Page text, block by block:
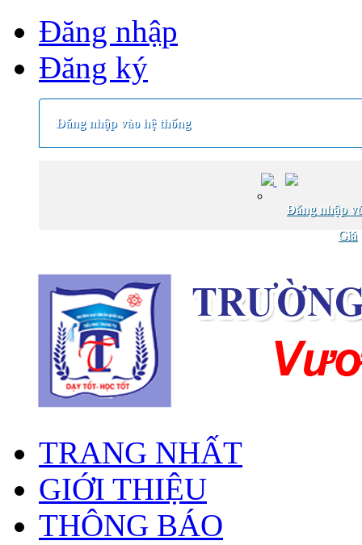
Đăng nhập
Đăng ký
Đăng nhập vào hệ thống
Đăng nhập
Giá
TRANG NHẤT
GIỚI THIỆU
THÔNG BÁO